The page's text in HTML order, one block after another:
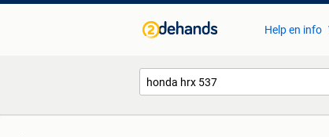
Help en info